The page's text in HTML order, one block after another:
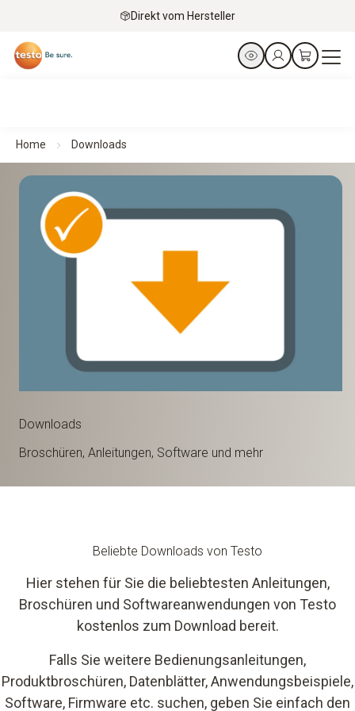
Direkt vom Hersteller
Home Downloads
Downloads
Broschüren, Anleitungen, Software und mehr
Beliebte Downloads von Testo
Hier stehen für Sie die beliebtesten Anleitungen,
Broschüren und Softwareanwendungen von Testo
kostenlos zum Download bereit.
Falls Sie weitere Bedienungsanleitungen,
Produktbroschüren, Datenblätter, Anwendungsbeispiele,
Software, Firmware etc. suchen, geben Sie einfach den